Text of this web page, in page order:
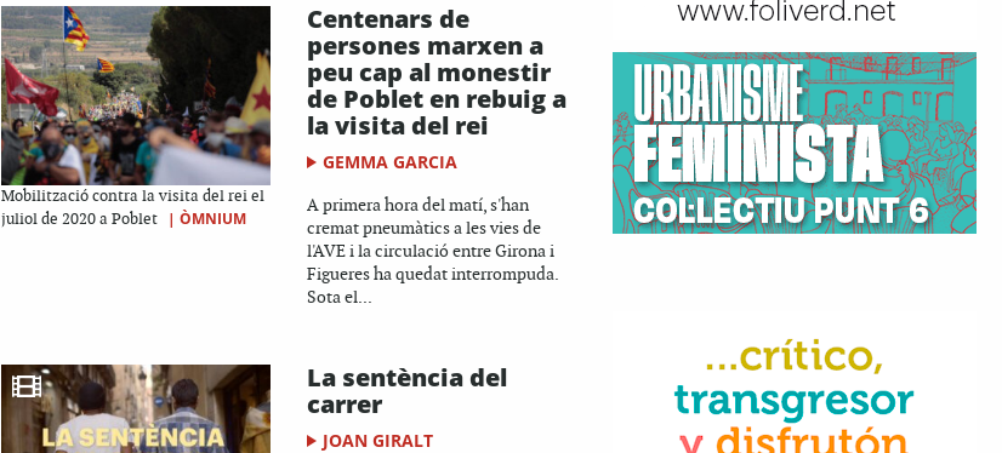
Mobilització contra la visita del rei el
juliol de 2020 a Poblet
| ÒMNIUM
Centenars de
persones marxen a
peu cap al monestir
de Poblet en rebuig a
la visita del rei
GEMMA GARCIA
A primera hora del matí, s'han
cremat pneumàtics a les vies de
l'AVE i la circulació entre Girona i
Figueres ha quedat interrompuda.
Sota el...
La sentència del
carrer
JOAN GIRALT